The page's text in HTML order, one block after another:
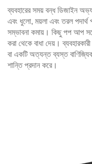
ব্যবহারের সময় বন্ধ ডিজাইন
এবং ধুলো, ময়লা এবং তরল পদার্থ
সম্ভাবনা কমায়। কিছু পপ আপ
করা থেকে বাধা দেয়।
বা একটি অত্যন্ত ব্যস্ত
শান্তি প্রদান করে।